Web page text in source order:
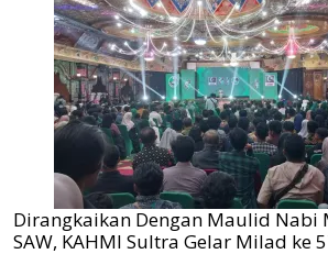
Dirangkaikan Dengan Maulid Nabi
SAW, KAHMI Sultra Gelar Milad ke